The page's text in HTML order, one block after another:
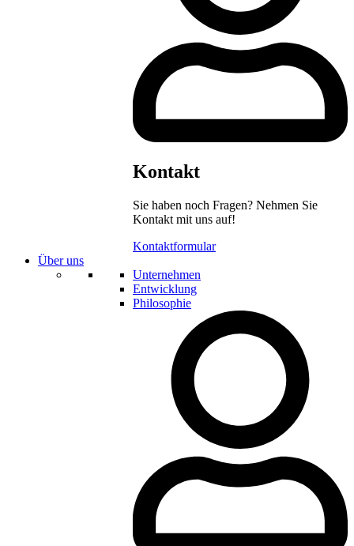
Kontakt
Sie haben noch Fragen? Nehmen Sie
Kontakt mit uns auf!
Kontaktformular
Über uns
Unternehmen
Entwicklung
Philosophie